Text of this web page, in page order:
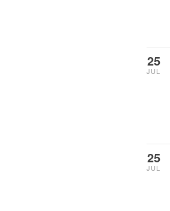
25
JUL
25
JUL